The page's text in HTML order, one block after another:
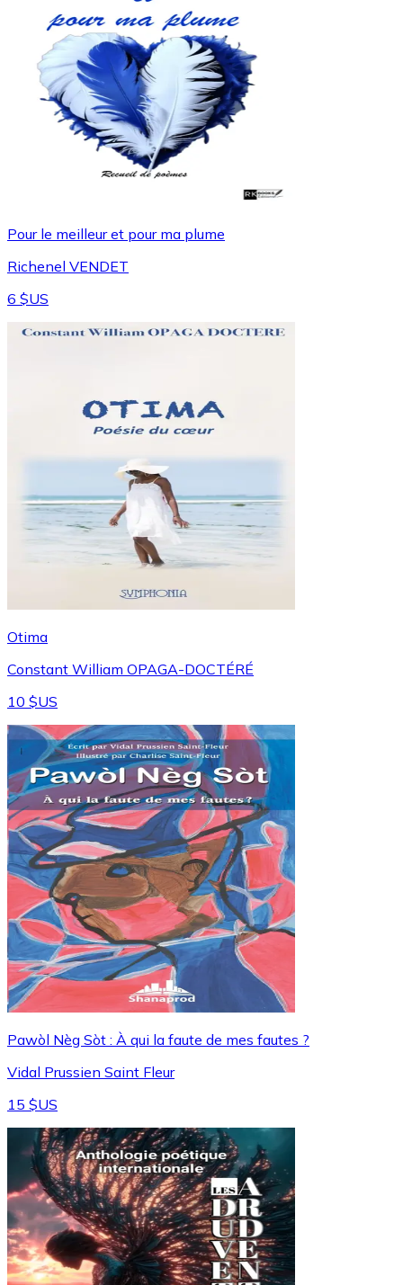
Pour le meilleur et pour ma plume
Richenel VENDET
6 $US
Otima
Constant William OPAGA-DOCTÉRÉ
10 $US
Pawòl Nèg Sòt : À qui la faute de mes fautes ?
Vidal Prussien Saint Fleur
15 $US